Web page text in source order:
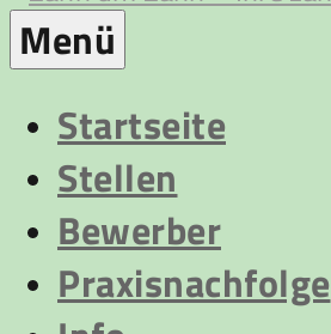
Zahn
um
Zahn
Menü
Startseite
Stellen
Bewerber
Praxisnachfolge